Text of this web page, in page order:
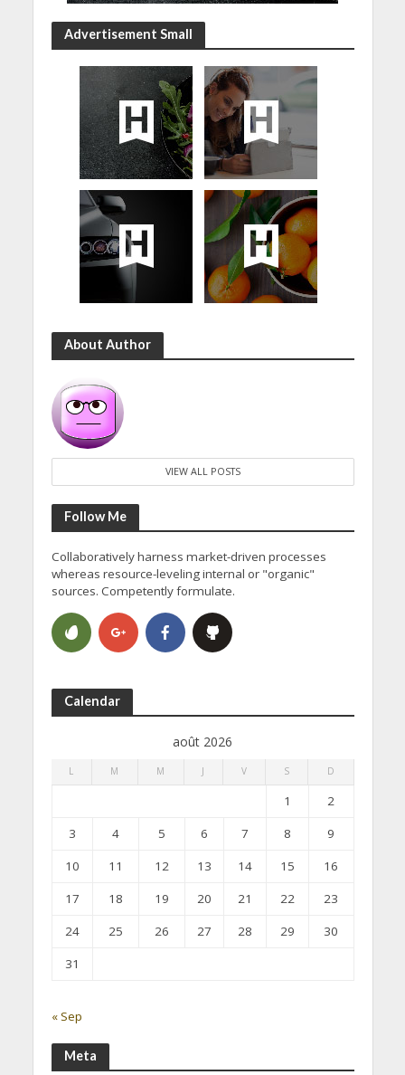
Advertisement Small
About Author
VIEW ALL POSTS
Follow Me
Collaboratively harness market-driven processes
whereas resource-leveling internal or "organic"
sources. Competently formulate.
Calendar
août 2026
L M M J V S D
1
2
3
4 5 6 7 8
9
10
11 12 13 14 15
16
17
18 19 20 21 22
23
24
25 26 27 28 29
30
31
« Sep
Meta